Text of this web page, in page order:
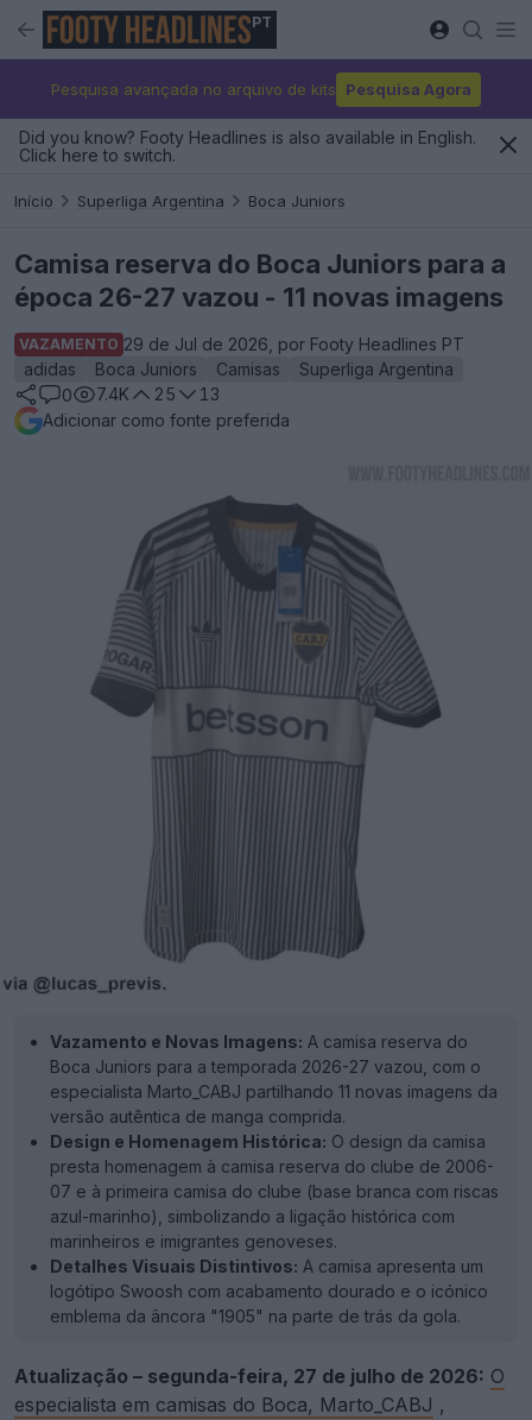
PT
Pesquisa avançada no arquivo de kits Pesquisa Agora
Did you know? Footy Headlines is also available in English.
Click here to switch.
Início Superliga Argentina Boca Juniors
Camisa reserva do Boca Juniors para a
época 26-27 vazou - 11 novas imagens
VAZAMENTO 29 de Jul de 2026, por Footy Headlines PT
adidas
Boca Juniors Camisas
Superliga Argentina
0
7.4K 25
13
Adicionar como fonte preferida
Vazamento e Novas Imagens: A camisa reserva do
Boca Juniors para a temporada 2026-27 vazou, com o
especialista Marto_CABJ partilhando 11 novas imagens da
versão autêntica de manga comprida.
Design e Homenagem Histórica: O design da camisa
presta homenagem à camisa reserva do clube de 2006-
07 e à primeira camisa do clube (base branca com riscas
azul-marinho), simbolizando a ligação histórica com
marinheiros e imigrantes genoveses.
Detalhes Visuais Distintivos: A camisa apresenta um
logótipo Swoosh com acabamento dourado e o icónico
emblema da âncora "1905" na parte de trás da gola.
Atualização – segunda-feira, 27 de julho de 2026: O
especialista em camisas do Boca, Marto_CABJ ,